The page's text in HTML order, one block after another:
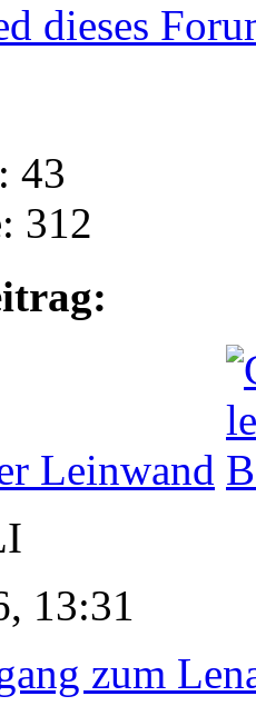
dieses
43
312
Leinwand
13:31
zum